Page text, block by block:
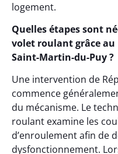
logement.
Quelles étapes sont
volet roulant grâce au
Saint-Martin-du-Puy ?
Une intervention de
commence
du mécanisme. Le
roulant examine les
d’enroulement afin de
dysfonctionnement.